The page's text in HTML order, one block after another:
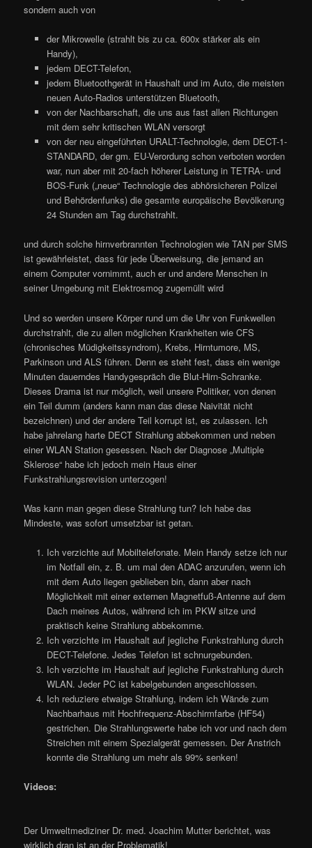
sondern auch von
der Mikrowelle (strahlt bis zu ca. 600x stärker als ein
Handy),
jedem DECT-Telefon,
jedem Bluetoothgerät in Haushalt und im Auto, die meisten
neuen Auto-Radios unterstützen Bluetooth,
von der Nachbarschaft, die uns aus fast allen Richtungen
mit dem sehr kritischen WLAN versorgt
von der neu eingeführten URALT-Technologie, dem DECT-1-
STANDARD, der gm. EU-Verordung schon verboten worden
war, nun aber mit 20-fach höherer Leistung in TETRA- und
BOS-Funk („neue“ Technologie des abhörsicheren Polizei
und Behördenfunks) die gesamte europäische Bevölkerung
24 Stunden am Tag durchstrahlt.
und durch solche hirnverbrannten Technologien wie TAN per SMS
ist gewährleistet, dass für jede Überweisung, die jemand an
einem Computer vornimmt, auch er und andere Menschen in
seiner Umgebung mit Elektrosmog zugemüllt wird
Und so werden unsere Körper rund um die Uhr von Funkwellen
durchstrahlt, die zu allen möglichen Krankheiten wie CFS
(chronisches Müdigkeitssyndrom), Krebs, Hirntumore, MS,
Parkinson und ALS führen. Denn es steht fest, dass ein wenige
Minuten dauerndes Handygespräch die Blut-Hirn-Schranke.
Dieses Drama ist nur möglich, weil unsere Politiker, von denen
ein Teil dumm (anders kann man das diese Naivität nicht
bezeichnen) und der andere Teil korrupt ist, es zulassen. Ich
habe jahrelang harte DECT Strahlung abbekommen und neben
einer WLAN Station gesessen. Nach der Diagnose „Multiple
Sklerose“ habe ich jedoch mein Haus einer
Funkstrahlungsrevision unterzogen!
Was kann man gegen diese Strahlung tun? Ich habe das
Mindeste, was sofort umsetzbar ist getan.
Ich verzichte auf Mobiltelefonate. Mein Handy setze ich nur
im Notfall ein, z. B. um mal den ADAC anzurufen, wenn ich
mit dem Auto liegen geblieben bin, dann aber nach
Möglichkeit mit einer externen Magnetfuß-Antenne auf dem
Dach meines Autos, während ich im PKW sitze und
praktisch keine Strahlung abbekomme.
Ich verzichte im Haushalt auf jegliche Funkstrahlung durch
DECT-Telefone. Jedes Telefon ist schnurgebunden.
Ich verzichte im Haushalt auf jegliche Funkstrahlung durch
WLAN. Jeder PC ist kabelgebunden angeschlossen.
Ich reduziere etwaige Strahlung, indem ich Wände zum
Nachbarhaus mit Hochfrequenz-Abschirmfarbe (HF54)
gestrichen. Die Strahlungswerte habe ich vor und nach dem
Streichen mit einem Spezialgerät gemessen. Der Anstrich
konnte die Strahlung um mehr als 99% senken!
Videos:
Der Umweltmediziner Dr. med. Joachim Mutter berichtet, was
wirklich dran ist an der Problematik!